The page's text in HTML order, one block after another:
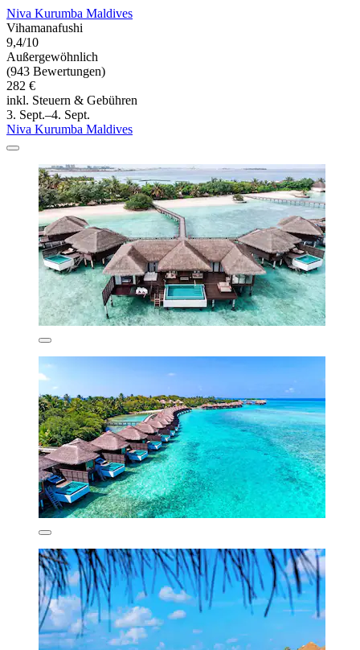
Niva Kurumba Maldives
Vihamanafushi
9,4/10
Außergewöhnlich
(943 Bewertungen)
282 €
inkl. Steuern & Gebühren
3. Sept.–4. Sept.
Niva Kurumba Maldives